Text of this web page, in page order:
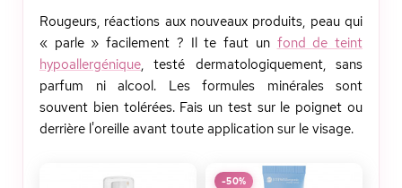
Rougeurs, réactions aux nouveaux produits, peau qui
« parle » facilement ? Il te faut un fond de teint
hypoallergénique, testé dermatologiquement, sans
parfum ni alcool. Les formules minérales sont
souvent bien tolérées. Fais un test sur le poignet ou
derrière l'oreille avant toute application sur le visage.
-50%